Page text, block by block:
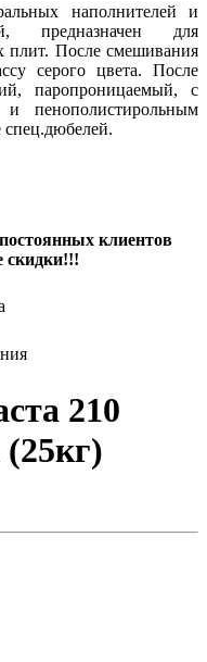
наполнителей и
предназначен для
плит. После смешивания
серого цвета. После
паропроницаемый, с
пенополистирольным
спец.дюбелей.
клиентов
скидки!!!
210